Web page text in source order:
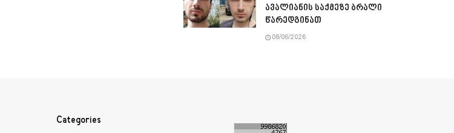
ავალიანის საქმეზე ბრალი
წარედგინათ
08/06/2026
Categories